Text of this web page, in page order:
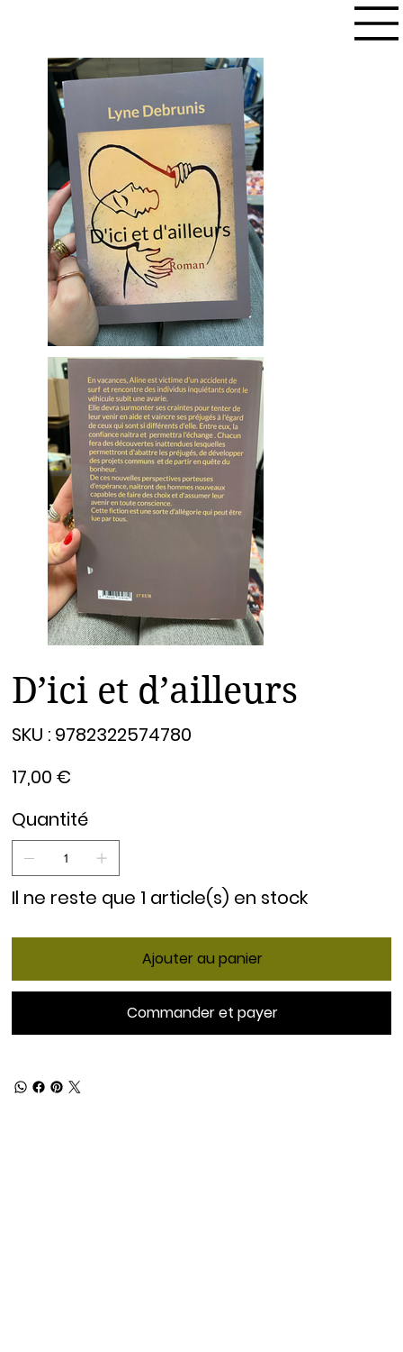
D’ici et d’ailleurs
SKU : 9782322574780
9782322574780
17,00 €
Quantité
Il ne reste que 1 article(s) en stock
Ajouter au panier
Commander et payer